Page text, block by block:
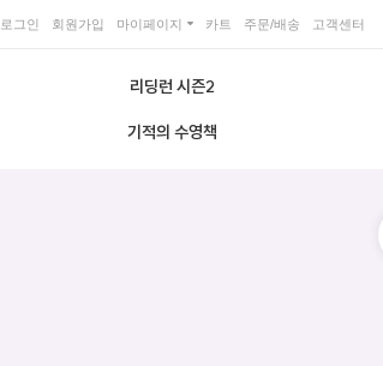
로그인 회원가입 마이페이지 카트 주문/배송 고객센터
리딩런 시즌2
기적의 수영책